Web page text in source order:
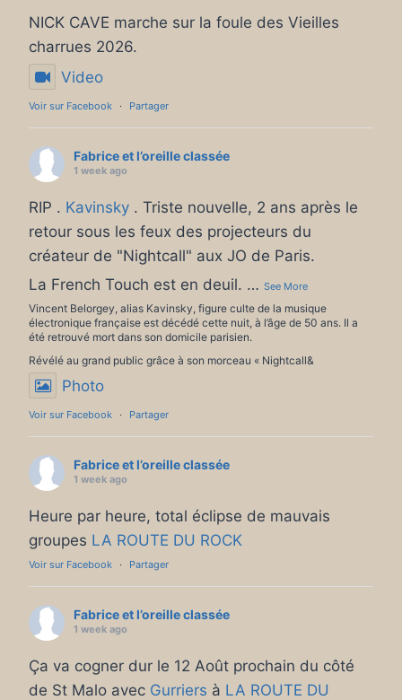
NICK CAVE marche sur la foule des Vieilles
charrues 2026.
Video
Voir sur Facebook · Partager
Fabrice et l’oreille classée
1 week ago
RIP . Kavinsky . Triste nouvelle, 2 ans après le
retour sous les feux des projecteurs du
créateur de "Nightcall" aux JO de Paris.
La French Touch est en deuil.
Vincent Belorgey, alias Kavinsky, figure culte de la musique
électronique française est décédé cette nuit, à l’âge de 50 ans. Il a
été retrouvé mort dans son domicile parisien.
Révélé au grand public grâce à son morceau « Nightcall&
… See More
Photo
Voir sur Facebook · Partager
Fabrice et l’oreille classée
1 week ago
Heure par heure, total éclipse de mauvais
groupes LA ROUTE DU ROCK
Voir sur Facebook · Partager
Fabrice et l’oreille classée
1 week ago
Ça va cogner dur le 12 Août prochain du côté
de St Malo avec Gurriers à LA ROUTE DU